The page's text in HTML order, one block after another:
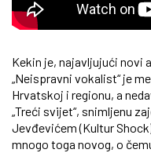
Kekin je, najavljujući novi
„Neispravni vokalist“ je
Hrvatskoj i regionu, a
„Treći svijet“, snimljenu
Jevđevićem (Kultur
mnogo toga novog, o